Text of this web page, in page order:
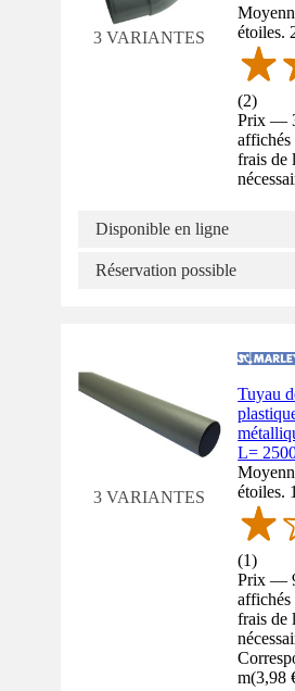
3 VARIANTES
étoiles.
(2)
Prix —
frais de
Disponible en ligne
Réservation possible
3 VARIANTES
Tuyau
L=
étoiles.
(1)
Prix —
frais de
m(3,98